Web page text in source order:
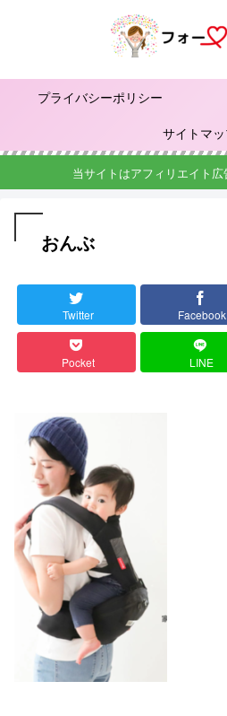
プライバシーポリシー
サイトマ
当サイトはアフィリエイト
おんぶ
Twitter Facebook
Pocket LINE